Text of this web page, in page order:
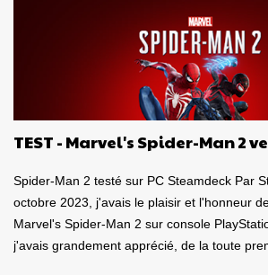
TEST - Marvel's Spider-Man 2
Spider-Man 2 testé sur PC Steamdeck Par
octobre 2023, j'avais le plaisir et l'honneur
Marvel's Spider-Man 2 sur console
j'avais grandement apprécié, de la toute